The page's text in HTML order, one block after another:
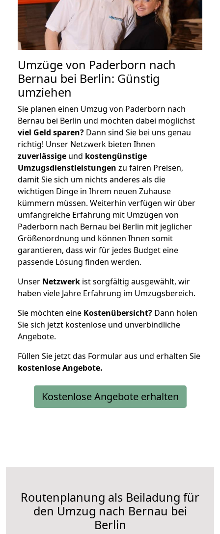
Umzüge von Paderborn nach
Bernau bei Berlin: Günstig
umziehen
Sie planen einen Umzug von Paderborn nach
Bernau bei Berlin und möchten dabei möglichst
viel Geld sparen? Dann sind Sie bei uns genau
richtig! Unser Netzwerk bieten Ihnen
zuverlässige und kostengünstige
Umzugsdienstleistungen zu fairen Preisen,
damit Sie sich um nichts anderes als die
wichtigen Dinge in Ihrem neuen Zuhause
kümmern müssen. Weiterhin verfügen wir über
umfangreiche Erfahrung mit Umzügen von
Paderborn nach Bernau bei Berlin mit jeglicher
Größenordnung und können Ihnen somit
garantieren, dass wir für jedes Budget eine
passende Lösung finden werden.
Unser Netzwerk ist sorgfältig ausgewählt, wir
haben viele Jahre Erfahrung im Umzugsbereich.
Sie möchten eine Kostenübersicht? Dann holen
Sie sich jetzt kostenlose und unverbindliche
Angebote.
Füllen Sie jetzt das Formular aus und erhalten Sie
kostenloseAngebote.
Kostenlose Angebote erhalten
Routenplanung als Beiladung für
den Umzug nach Bernau bei
Berlin